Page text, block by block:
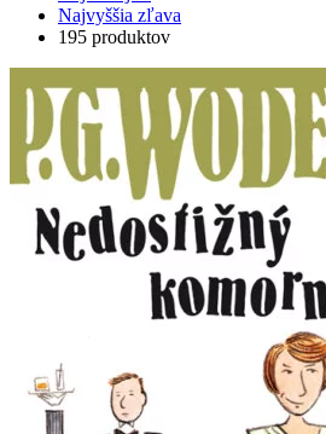
Najvyššia zľava
195 produktov